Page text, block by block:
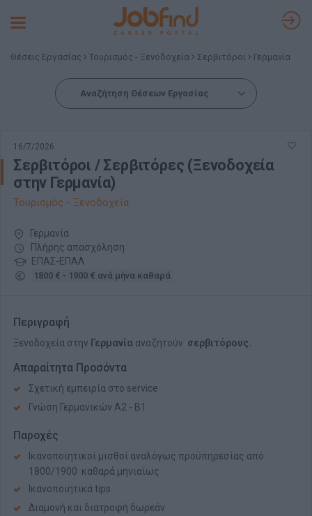
Toggle
Θέσεις Εργασίας Τουρισμός - Ξενοδοχεία Σερβιτόροι Γερμανία
Αναζήτηση Θέσεων Εργασίας
16/7/2026
Σερβιτόροι / Σερβιτόρες (Ξενοδοχεία
στην Γερμανία)
Τουρισμός - Ξενοδοχεία
Γερμανία
Πλήρης απασχόληση
ΕΠΑΣ-ΕΠΑΛ
1800 € - 1900 € ανά μήνα καθαρά
Περιγραφή
Ξενοδοχεία στην Γερμανία αναζητούν σερβιτόρους.
Απαραίτητα Προσόντα
Σχετική εμπειρία στο service
Γνώση Γερμανικών Α2 - Β1
Παροχές
Ικανοποιητικοί μισθοί αναλόγως προϋπηρεσίας από
1800/1900 καθαρά μηνιαίως
Ικανοποιητικά tips
Διαμονή και διατροφή δωρεάν